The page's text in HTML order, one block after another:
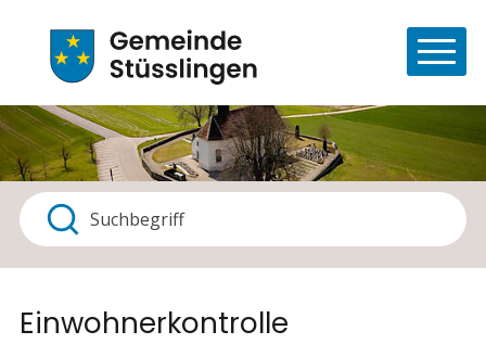
Suchbegriff
Suche starten
Einwohnerkontrolle